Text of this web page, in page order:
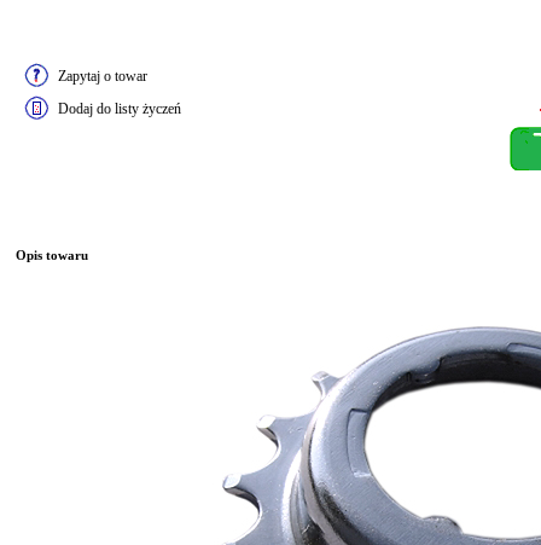
Zapytaj o towar
Dodaj do listy życzeń
Opis towaru